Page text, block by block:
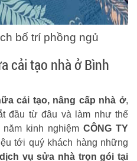
bố trí phồng ngủ
cải tạo nhà ở Bình
cải tạo, nâng cấp nhà ở,
đầu từ đâu và làm như thế
kinh nghiệm CÔNG TY
tới quý khách hàng những
dịch vụ sửa nhà trọn gói tại